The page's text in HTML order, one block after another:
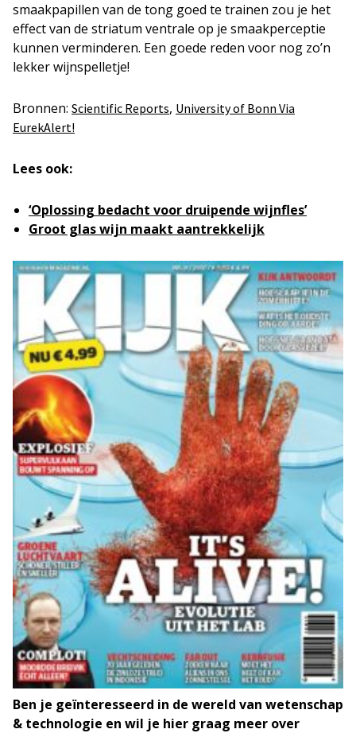
smaakpapillen van de tong goed te trainen zou je het
effect van de striatum ventrale op je smaakperceptie
kunnen verminderen. Een goede reden voor nog zo’n
lekker wijnspelletje!
Bronnen: Scientific Reports, University of Bonn Via
EurekAlert!
Lees ook:
‘Oplossing bedacht voor druipende wijnfles’
Groot glas wijn maakt aantrekkelijk
Ben je geïnteresseerd in de wereld van wetenschap
& technologie en wil je hier graag meer over